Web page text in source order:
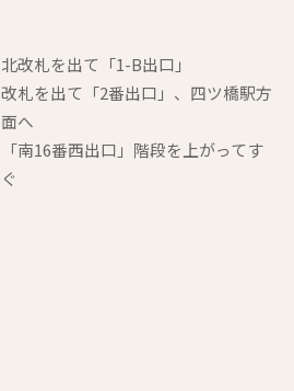
北改札を出て「1-B出口」
改札を出て「2番出口」、四ツ橋駅方
面へ
「南16番西出口」階段を上がってす
ぐ